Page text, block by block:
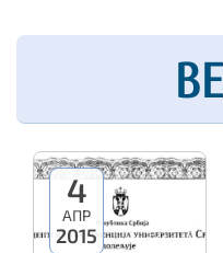
4
АПР
2015